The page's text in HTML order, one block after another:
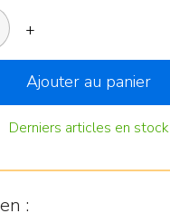
+
Ajouter au panier
Derniers articles en stock
: